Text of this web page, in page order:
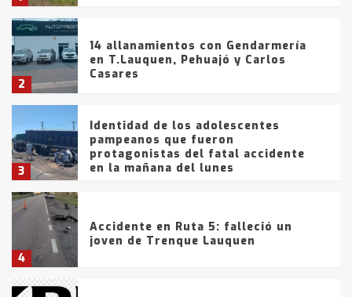
2
14 allanamientos con Gendarmería
en T.Lauquen, Pehuajó y Carlos
Casares
3
Identidad de los adolescentes
pampeanos que fueron
protagonistas del fatal accidente
en la mañana del lunes
4
Accidente en Ruta 5: falleció un
joven de Trenque Lauquen